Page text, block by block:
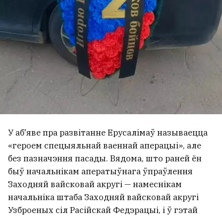
У аб'яве пра развітанне Ерусалімаў называецца
«героем спецыяльнай ваеннай аперацыі», але
без пазначэння пасады. Вядома, што раней ён
быў начальнікам аператыўнага ўпраўлення
Заходняй вайсковай акругі — намеснікам
начальніка штаба Заходняй вайсковай акругі
Узброеных сіл Расійскай Федэрацыі, і ў гэтай